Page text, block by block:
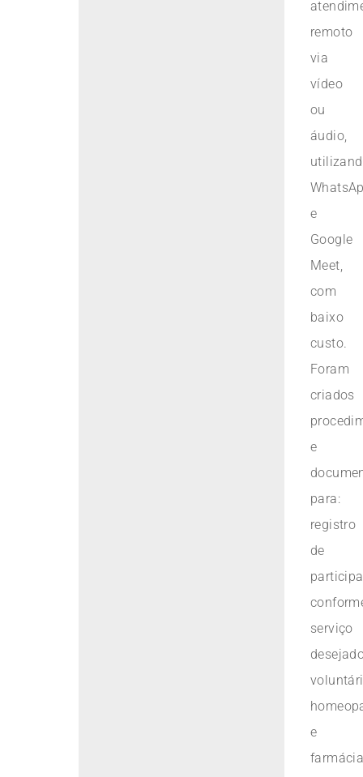
remoto
via
vídeo
ou
áudio,
e
Google
Meet,
com
baixo
custo.
Foram
criados
e
para:
registro
de
serviço
e